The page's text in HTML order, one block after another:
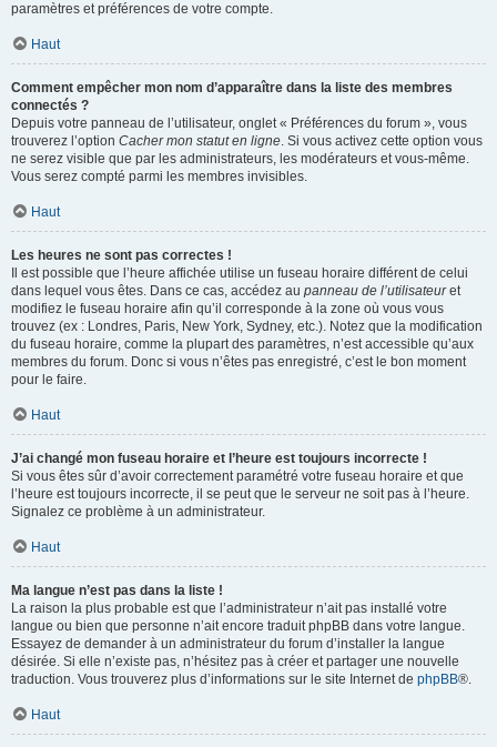
paramètres et préférences de votre compte.
Haut
Comment empêcher mon nom d’apparaître dans la liste des membres
connectés ?
Depuis votre panneau de l’utilisateur, onglet « Préférences du forum », vous
trouverez l’option Cacher mon statut en ligne. Si vous activez cette option vous
ne serez visible que par les administrateurs, les modérateurs et vous-même.
Vous serez compté parmi les membres invisibles.
Haut
Les heures ne sont pas correctes !
Il est possible que l’heure affichée utilise un fuseau horaire différent de celui
dans lequel vous êtes. Dans ce cas, accédez au panneau de l’utilisateuret
modifiez le fuseau horaire afin qu’il corresponde à la zone où vous vous
trouvez (ex : Londres, Paris, New York, Sydney, etc.). Notez que la modification
du fuseau horaire, comme la plupart des paramètres, n’est accessible qu’aux
membres du forum. Donc si vous n’êtes pas enregistré, c’est le bon moment
pour le faire.
Haut
J’ai changé mon fuseau horaire et l’heure est toujours incorrecte !
Si vous êtes sûr d’avoir correctement paramétré votre fuseau horaire et que
l’heure est toujours incorrecte, il se peut que le serveur ne soit pas à l’heure.
Signalez ce problème à un administrateur.
Haut
Ma langue n’est pas dans la liste !
La raison la plus probable est que l’administrateur n’ait pas installé votre
langue ou bien que personne n’ait encore traduit phpBB dans votre langue.
Essayez de demander à un administrateur du forum d’installer la langue
désirée. Si elle n’existe pas, n’hésitez pas à créer et partager une nouvelle
traduction. Vous trouverez plus d’informations sur le site Internet de phpBB®.
Haut